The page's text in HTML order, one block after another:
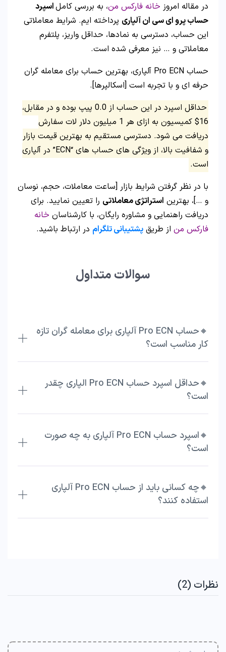
در مقاله امروز خانه فارکس من، به بررسی کاملاسپرد
حساب پرو ای سی ان آلپاری پرداخته ایم. شرایط معاملاتی
این حساب، دسترسی به نمادها، حداقل واریز، پلتفرم
معاملاتی و … نیز معرفی شده است.
حساب Pro ECN آلپاری، بهترین حساب برای معامله گران
حرفه ای و با تجربه است [اسکالپرها].
حداقل اسپرد در این حساب از 0.0 پیپ بوده و در مقابل،
16$ کمیسیون به ازای هر 1 میلیون دلار لات سفارش
دریافت می شود. دسترسی مستقیم به بهترین قیمت بازار
و شفافیت بالا، از ویژگی های حساب های “ECN” در آلپاری
است.
با در نظر گرفتن شرایط بازار [ساعت معاملات، حجم، نوسان
و …]، بهترین استراتژی معاملاتی را تعیین نمایید. برای
دریافت راهنمایی و مشاوره رایگان، با کارشناسان خانه
فارکس من از طریق پشتیبانی تلگرام در ارتباط باشید.
سوالات متداول
🔸حساب Pro ECN آلپاری برای معامله ‌گران تازه‌
کار مناسب است؟
🔸حداقل اسپرد حساب Pro ECN الپاری چقدر
است؟
🔸اسپرد حساب Pro ECN آلپاری به چه صورت
است؟
🔸چه کسانی باید از حساب Pro ECN آلپاری
استفاده کنند؟
نظرات (2)